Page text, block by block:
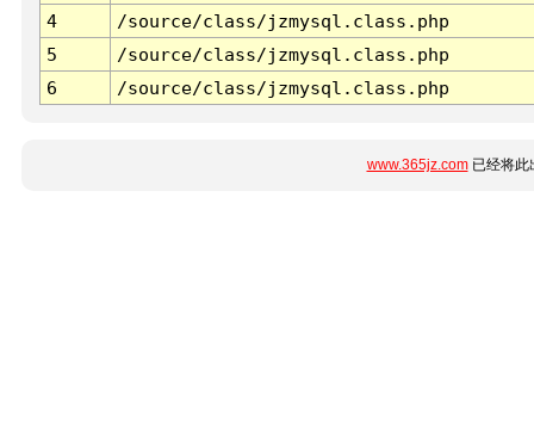
4
/source/class/jzmysql.class.php
5
/source/class/jzmysql.class.php
6
/source/class/jzmysql.class.php
www.365jz.com已经将此